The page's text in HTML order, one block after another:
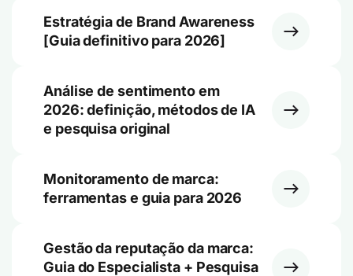
Estratégia de Brand Awareness
[Guia definitivo para 2026]
Análise de sentimento em
2026: definição, métodos de IA
e pesquisa original
Monitoramento de marca:
ferramentas e guia para 2026
Gestão da reputação da marca:
Guia do Especialista + Pesquisa